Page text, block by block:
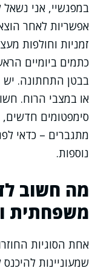
במפגשיי, אני נשאל
אפשריות לאחר
זמניות וחולפות
כתמים ביומיים
בבטן התחתונה. יש
או במצבי הרוח.
סימפטומים חדשים,
מתגברים – כדאי
נוספות.
מה חשוב
משפחתית
אחת הסוגיות
שמעוניינות להיכנס